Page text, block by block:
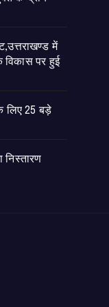
में
पर हुई
लिए 25 बड़े
निस्तारण